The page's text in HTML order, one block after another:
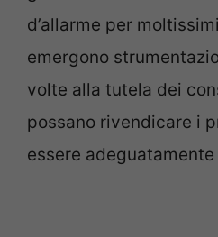
d’allarme per
emergono
volte alla tutela dei
possano rivendicare i
essere